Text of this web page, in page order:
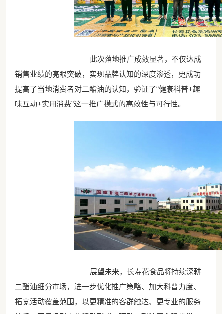
此次落地推广成效显著，不仅达成
销售业绩的亮眼突破，实现品牌认知的深度渗透，更成功
提高了当地消费者对二酯油的认知，验证了“健康科普+趣
味互动+实用消费”这一推广模式的高效性与可行性。
展望未来，长寿花食品将持续深耕
二酯油细分市场，进一步优化推广策略、加大科普力度、
拓宽活动覆盖范围，以更精准的客群触达、更专业的服务